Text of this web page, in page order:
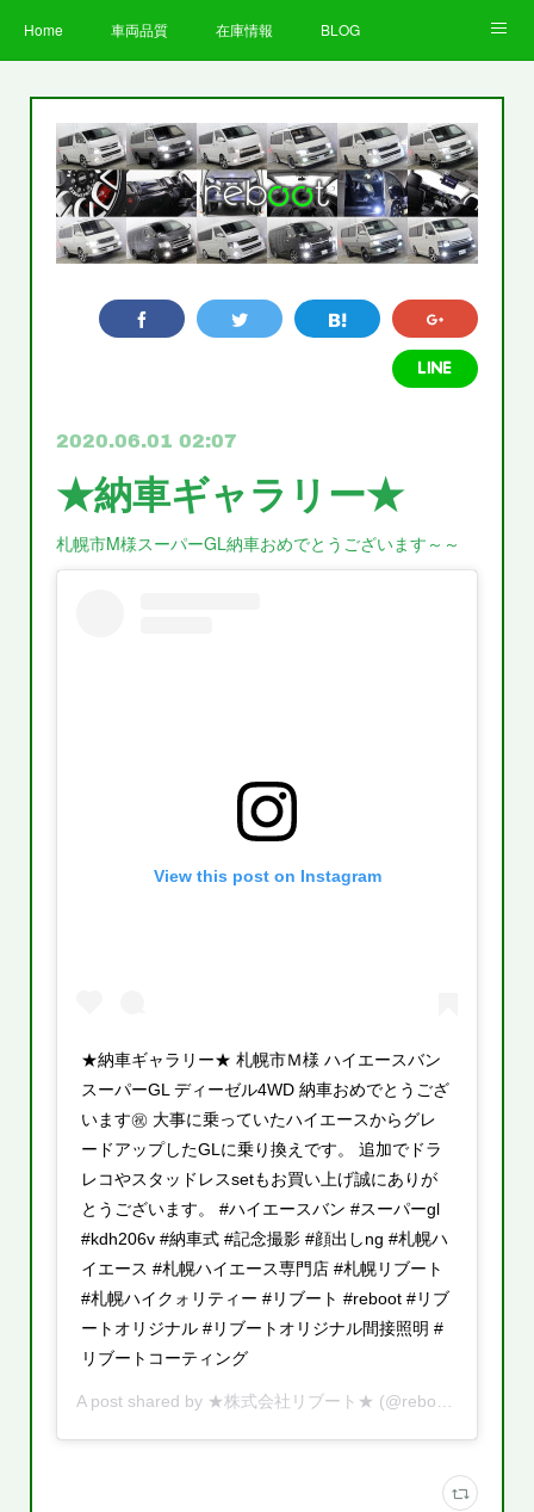
Home 車両品質 在庫情報 BLOG
お客様の声 STAFF 企業情報
プライバシーポリシー
2020.06.01 02:07
★納車ギャラリー★
札幌市M様スーパーGL納車おめでとうございます～～
View this post on Instagram
★納車ギャラリー★ 札幌市Ｍ様 ハイエースバン
スーパーGL ディーゼル4WD 納車おめでとうござ
います㊗️ 大事に乗っていたハイエースからグレ
ードアップしたGLに乗り換えです。 追加でドラ
レコやスタッドレスsetもお買い上げ誠にありが
とうございます。 #ハイエースバン #スーパーgl
#kdh206v #納車式 #記念撮影 #顔出しng #札幌ハ
イエース #札幌ハイエース専門店 #札幌リブート
#札幌ハイクォリティー #リブート #reboot #リブ
ートオリジナル #リブートオリジナル間接照明 #
リブートコーティング
A post shared by ★株式会社リブート★ (@reboot.cars) on